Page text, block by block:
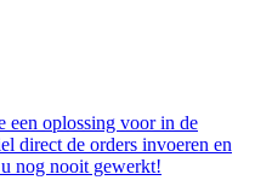
een oplossing voor in de
direct de orders invoeren en
nog nooit gewerkt!